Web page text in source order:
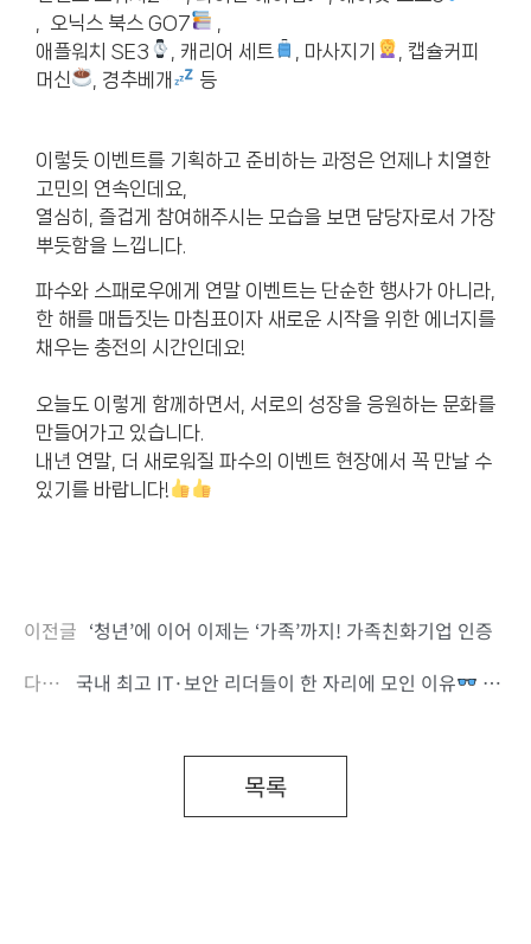
, 오닉스 북스 GO7
애플워치 SE3
, 캐리어 세트 , 마사지기
, 캡슐커피
머신
, 경추베개 등
이렇듯 이벤트를 기획하고 준비하는 과정은 언제나 치열한
고민의 연속인데요,
열심히, 즐겁게 참여해주시는 모습을 보면 담당자로서 가장
뿌듯함을 느낍니다.
파수와 스패로우에게 연말 이벤트는 단순한 행사가 아니라,
한 해를 매듭짓는 마침표이자 새로운 시작을 위한 에너지를
채우는 충전의 시간인데요!
오늘도 이렇게 함께하면서, 서로의 성장을 응원하는 문화를
만들어가고 있습니다.
내년 연말, 더 새로워질 파수의 이벤트 현장에서 꼭 만날 수
있기를 바랍니다!
이전글 ‘청년’에 이어 이제는 ‘가족’까지! 가족친화기업 인증
다음글
국내 최고 IT·보안 리더들이 한 자리에 모인 이유
목록